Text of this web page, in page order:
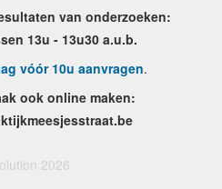
van onderzoeken:
13u - 13u30 a.u.b.
vóór 10u aanvragen.
ook online maken:
2026